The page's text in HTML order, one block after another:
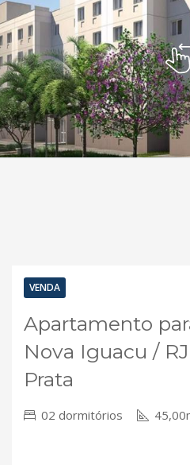
VENDA
Apartamento
Nova Iguacu /
Prata
02 dormitórios